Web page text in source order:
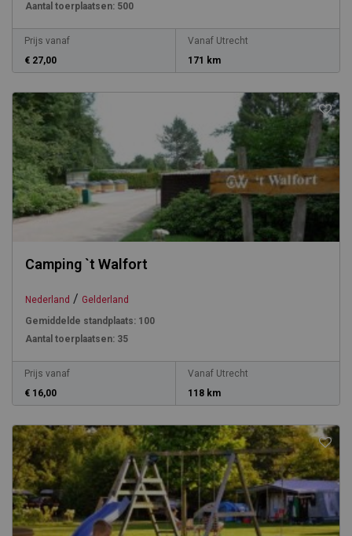
Aantal toerplaatsen: 500
Prijs vanaf
€ 27,00
Vanaf Utrecht
171 km
Camping `t Walfort
Nederland / Gelderland
Gemiddelde standplaats: 100
Aantal toerplaatsen: 35
Prijs vanaf
€ 16,00
Vanaf Utrecht
118 km